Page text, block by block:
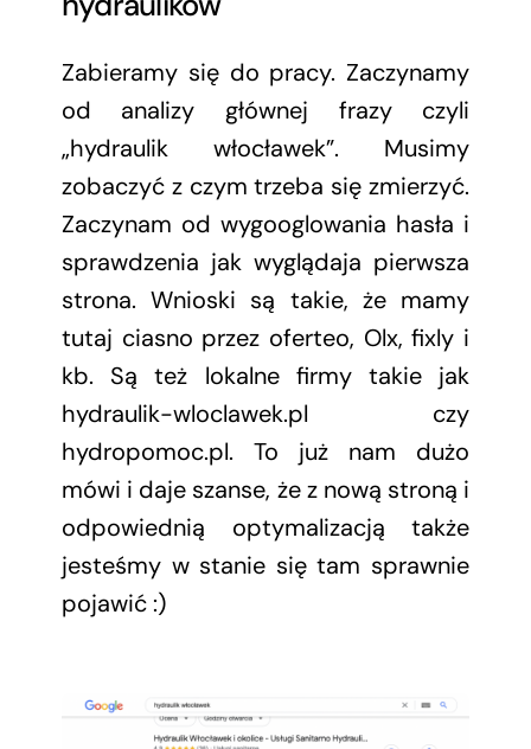
Zabieramy się do pracy. Zaczynamy
od analizy głównej frazy czyli
„hydraulik włocławek”. Musimy
zobaczyć z czym trzeba się zmierzyć.
Zaczynam od wygooglowania hasła i
sprawdzenia jak wyglądaja pierwsza
strona. Wnioski są takie, że mamy
tutaj ciasno przez oferteo, Olx, fixly i
kb. Są też lokalne firmy takie jak
hydraulik-wloclawek.pl czy
hydropomoc.pl. To już nam dużo
mówi i daje szanse, że z nową stroną i
odpowiednią optymalizacją także
jesteśmy w stanie się tam sprawnie
pojawić :)